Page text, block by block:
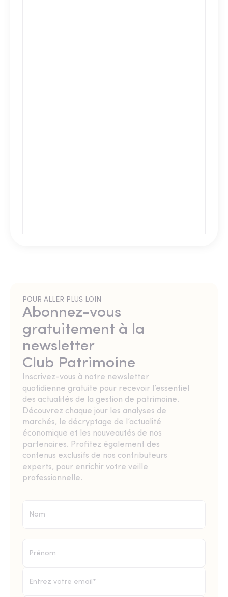
POUR ALLER PLUS LOIN
Abonnez-vous
gratuitement à la
newsletter
Club Patrimoine
Inscrivez-vous à notre newsletter
quotidienne gratuite pour recevoir l’essentiel
des actualités de la gestion de patrimoine.
Découvrez chaque jour les analyses de
marchés, le décryptage de l’actualité
économique et les nouveautés de nos
partenaires. Profitez également des
contenus exclusifs de nos contributeurs
experts, pour enrichir votre veille
professionnelle.